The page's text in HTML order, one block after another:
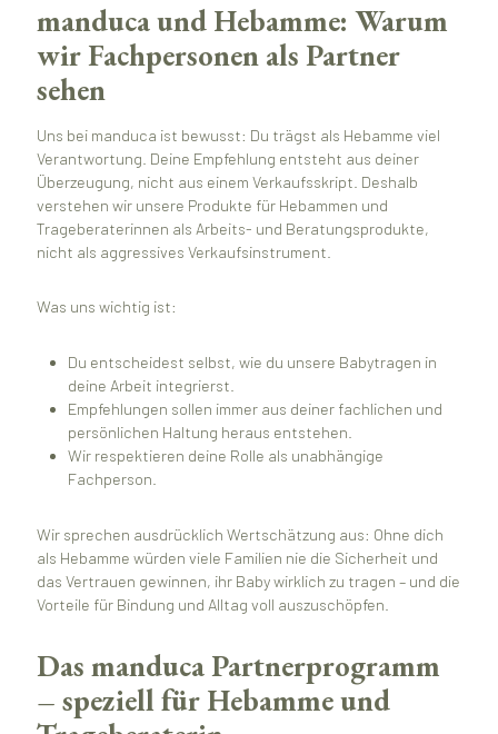
manduca und Hebamme: Warum
wir Fachpersonen als Partner
sehen
Uns bei manduca ist bewusst: Du trägst als Hebamme viel
Verantwortung. Deine Empfehlung entsteht aus deiner
Überzeugung, nicht aus einem Verkaufsskript. Deshalb
verstehen wir unsere Produkte für Hebammen und
Trageberaterinnen als Arbeits- und Beratungsprodukte,
nicht als aggressives Verkaufsinstrument.
Was uns wichtig ist:
Du entscheidest selbst, wie du unsere Babytragen in
deine Arbeit integrierst.
Empfehlungen sollen immer aus deiner fachlichen und
persönlichen Haltung heraus entstehen.
Wir respektieren deine Rolle als unabhängige
Fachperson.
Wir sprechen ausdrücklich Wertschätzung aus: Ohne dich
als Hebamme würden viele Familien nie die Sicherheit und
das Vertrauen gewinnen, ihr Baby wirklich zu tragen – und die
Vorteile für Bindung und Alltag voll auszuschöpfen.
Das manduca Partnerprogramm
– speziell für Hebamme und